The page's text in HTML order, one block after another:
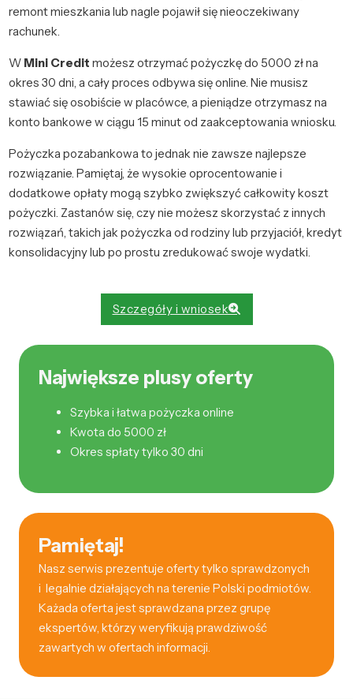
remont mieszkania lub nagle pojawił się nieoczekiwany
rachunek.
W Mini Credit możesz otrzymać pożyczkę do 5000 zł na
okres 30 dni, a cały proces odbywa się online. Nie musisz
stawiać się osobiście w placówce, a pieniądze otrzymasz na
konto bankowe w ciągu 15 minut od zaakceptowania wniosku.
Pożyczka pozabankowa to jednak nie zawsze najlepsze
rozwiązanie. Pamiętaj, że wysokie oprocentowanie i
dodatkowe opłaty mogą szybko zwiększyć całkowity koszt
pożyczki. Zastanów się, czy nie możesz skorzystać z innych
rozwiązań, takich jak pożyczka od rodziny lub przyjaciół, kredyt
konsolidacyjny lub po prostu zredukować swoje wydatki.
Szczegóły i wniosek
Największe plusy oferty
Szybka i łatwa pożyczka online
Kwota do 5000 zł
Okres spłaty tylko 30 dni
Pamiętaj!
Nasz serwis prezentuje oferty tylko sprawdzonych
i legalnie działających na terenie Polski podmiotów.
Każada oferta jest sprawdzana przez grupę
ekspertów, którzy weryfikują prawdziwość
zawartych w ofertach informacji.